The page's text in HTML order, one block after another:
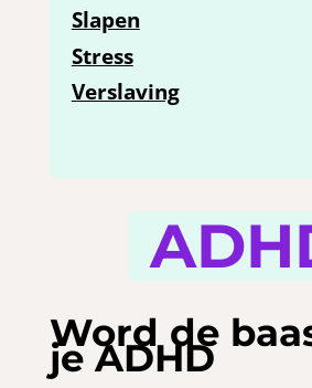
Slapen
Stress
Verslaving
Word de
je ADHD